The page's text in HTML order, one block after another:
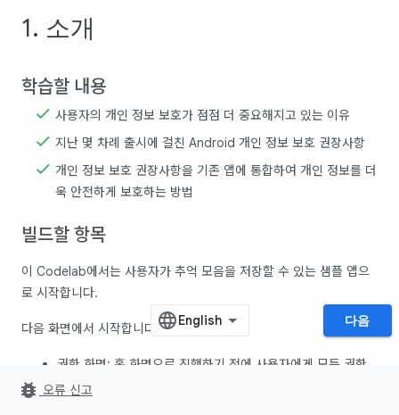
1. 소개
학습할 내용
사용자의 개인 정보 보호가 점점 더 중요해지고 있는 이유
지난 몇 차례 출시에 걸친 Android 개인 정보 보호 권장사항
개인 정보 보호 권장사항을 기존 앱에 통합하여 개인 정보를 더
욱 안전하게 보호하는 방법
빌드할 항목
이 Codelab에서는 사용자가 추억 모음을 저장할 수 있는 샘플 앱으
로 시작합니다.
다음 화면에서 시작합니다.
권한 화면: 홈 화면으로 진행하기 전에 사용자에게 모든 권한
을 부여하도록 요청하는 화면입니다.
다음
bug_report 오류 신고